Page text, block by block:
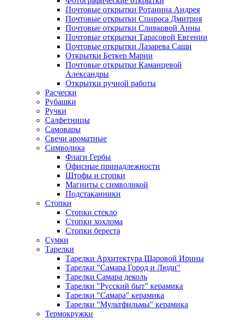
Почтовые открытки Ротанина Андрея
Почтовые открытки Спироса Дмитрия
Почтовые открытки Сливковой Анны
Почтовые открытки Тарасовой Евгении
Почтовые открытки Лазарева Саши
Открытки Беткер Марии
Почтовые открытки Каманцевой
Александры
Открытки ручной работы
Расчески
Рубашки
Ручки
Салфетницы
Самовары
Свечи ароматные
Символика
Флаги Гербы
Офисные принадлежности
Штофы и стопки
Магниты с символикой
Подстаканники
Стопки
Стопки стекло
Стопки хохлома
Стопки береста
Сумки
Тарелки
Тарелки Архитектура Шаровой Ирины
Тарелки "Самара Город и Люди"
Тарелки Самара деколь
Тарелки "Русский быт" керамика
Тарелки "Самара" керамика
Тарелки "Мультфильмы" керамика
Термокружки